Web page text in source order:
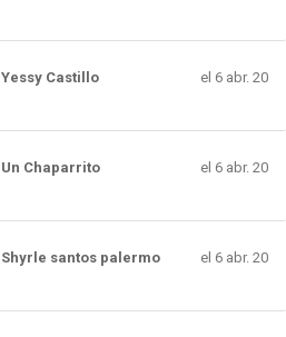
Yessy Castillo el 6 abr. 20
Un Chaparrito el 6 abr. 20
Shyrle santos palermo el 6 abr. 20